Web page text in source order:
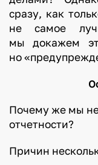
сразу, как
не самое
мы докажем
но
Почему же мы
отчетности?
Причин